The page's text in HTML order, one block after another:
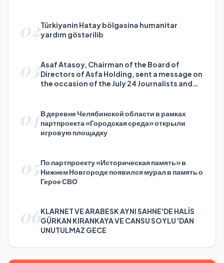
02Türkiyənin Hatay bölgəsinə humanitar
yardım göstərilib
03Asaf Atasoy, Chairman of the Board of
Directors of Asfa Holding, sent a message on
the occasion of the July 24 Journalists and
04В деревне Челябинской области в рамках
партпроекта «Городская среда» открыли
игровую площадку
05По партпроекту «Историческая память» в
Нижнем Новгороде появился мурал в память о
Герое СВО
06KLARNET VE ARABESK AYNI SAHNE'DE HALİS
GÜRKAN KIRANKAYA VE CANSU SOYLU 'DAN
UNUTULMAZ GECE